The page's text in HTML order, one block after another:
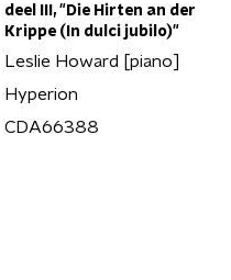
deel III, "Die Hirten an der
Krippe (In dulci jubilo)"
Leslie Howard [piano]
Hyperion
CDA66388